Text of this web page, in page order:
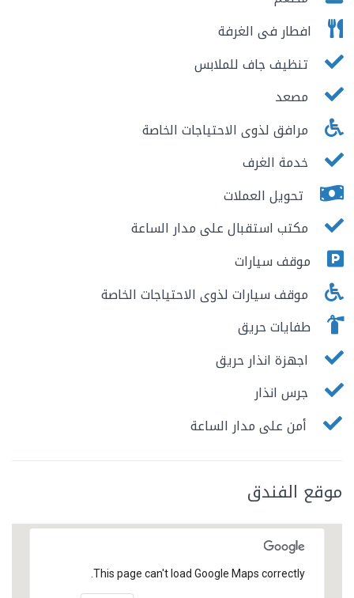
افطار فى الغرفة
تنظيف جاف للملابس
مصعد
مرافق لذوى الاحتياجات الخاصة
خدمة الغرف
تحويل العملات
مكتب استقبال على مدار الساعة
موقف سيارات
موقف سيارات لذوى الاحتياجات الخاصة
طفايات حريق
اجهزة انذار حريق
جرس انذار
أمن على مدار الساعة
موقع الفندق
This page can't load Google Maps correctly.